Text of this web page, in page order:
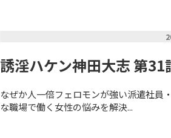
誘淫ハケン神田大志 第31
なぜか人一倍フェロモンが強い派遣社員
な職場で働く女性の悩みを解決...